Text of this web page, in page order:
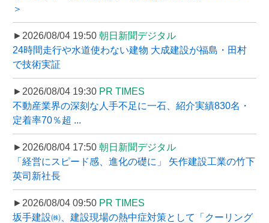
＞
►2026/08/04 19:50 朝日新聞デジタル
24時間走行や水道使わない建物 大成建設が福島・田村
で技術実証
►2026/08/04 19:30 PR TIMES
不動産業界の深刻な人手不足に一石、紹介実績830名・
定着率70％超 ...
►2026/08/04 17:50 朝日新聞デジタル
「経営にスピード感、進化の礎に」 矢作建設工業の竹下
英司新社長
►2026/08/04 09:50 PR TIMES
坂手建設㈱、建設現場の熱中症対策として「クーリング